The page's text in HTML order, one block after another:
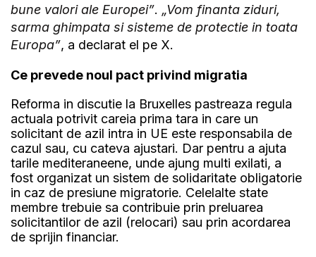
bune valori ale Europei”. „Vom finanta ziduri,
sarma ghimpata si sisteme de protectie in toata
Europa”, a declarat el pe X.
Ce prevede noul pact privind migratia
Reforma in discutie la Bruxelles pastreaza regula
actuala potrivit careia prima tara in care un
solicitant de azil intra in UE este responsabila de
cazul sau, cu cateva ajustari. Dar pentru a ajuta
tarile mediteraneene, unde ajung multi exilati, a
fost organizat un sistem de solidaritate obligatorie
in caz de presiune migratorie. Celelalte state
membre trebuie sa contribuie prin preluarea
solicitantilor de azil (relocari) sau prin acordarea
de sprijin financiar.